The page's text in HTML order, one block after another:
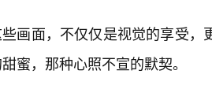
画面，不仅仅是视觉的享受，
蜜，那种心照不宣的默契。